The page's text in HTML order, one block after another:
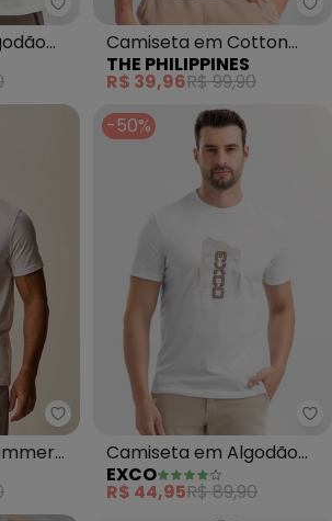
Exco - Camiseta em Algodão
Camiseta em Cotton
Listrado (Branco)
THE PHILIPPINES
R$ 39,96R$ 99,90
Malwee - Camiseta Slim
-50%
Camiseta em Algodão
(Branco)
EXCO
R$ 44,95R$ 89,90